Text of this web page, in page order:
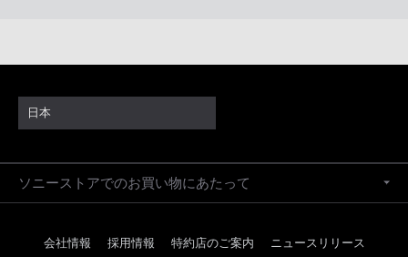
日本
ソニーストアでのお買い物にあたって
会社情報 採用情報 特約店のご案内 ニュースリリース